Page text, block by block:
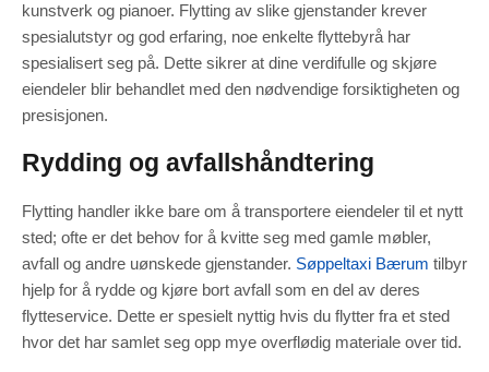
kunstverk og pianoer. Flytting av slike gjenstander krever
spesialutstyr og god erfaring, noe enkelte flyttebyrå har
spesialisert seg på. Dette sikrer at dine verdifulle og skjøre
eiendeler blir behandlet med den nødvendige forsiktigheten og
presisjonen.
Rydding og avfallshåndtering
Flytting handler ikke bare om å transportere eiendeler til et nytt
sted; ofte er det behov for å kvitte seg med gamle møbler,
avfall og andre uønskede gjenstander. Søppeltaxi Bærum tilbyr
hjelp for å rydde og kjøre bort avfall som en del av deres
flytteservice. Dette er spesielt nyttig hvis du flytter fra et sted
hvor det har samlet seg opp mye overflødig materiale over tid.